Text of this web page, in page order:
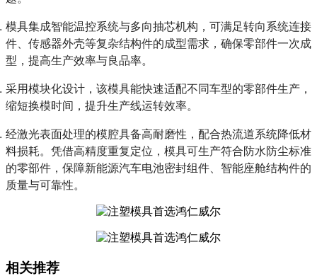
模具集成智能温控系统与多向抽芯机构，可满足转向系统连接
件、传感器外壳等复杂结构件的成型需求，确保零部件一次成
型，提高生产效率与良品率。
采用模块化设计，该模具能快速适配不同车型的零部件生产，
缩短换模时间，提升生产线运转效率。
经激光表面处理的模腔具备高耐磨性，配合热流道系统降低材
料损耗。凭借高精度重复定位，模具可生产符合防水防尘标准
的零部件，保障新能源汽车电池密封组件、智能座舱结构件的
质量与可靠性。
相关推荐